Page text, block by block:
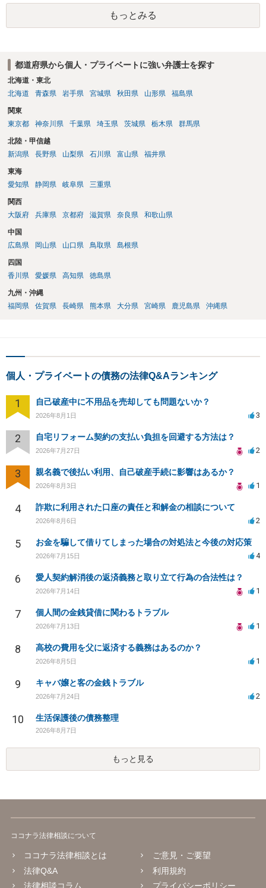
もっとみる
都道府県から個人・プライベートに強い弁護士を探す
北海道・東北
北海道
青森県 岩手県 宮城県 秋田県 山形県 福島県
関東
東京都
神奈川県 千葉県 埼玉県 茨城県 栃木県 群馬県
北陸・甲信越
新潟県
長野県 山梨県 石川県 富山県 福井県
東海
愛知県
静岡県 岐阜県 三重県
関西
大阪府
兵庫県 京都府 滋賀県 奈良県 和歌山県
中国
広島県
岡山県 山口県 鳥取県 島根県
四国
香川県
愛媛県 高知県 徳島県
九州・沖縄
福岡県
佐賀県 長崎県 熊本県 大分県 宮崎県 鹿児島県 沖縄県
個人・プライベートの債務の法律Q&Aランキング
1 自己破産中に不用品を売却しても問題ないか？
2026年8月1日 3
2 自宅リフォーム契約の支払い負担を回避する方法は？
2026年7月27日 2
3 親名義で後払い利用、自己破産手続に影響はあるか？
2026年8月3日 1
4 詐欺に利用された口座の責任と和解金の相談について
2026年8月6日 2
5 お金を騙して借りてしまった場合の対処法と今後の対応策
2026年7月15日 4
6 愛人契約解消後の返済義務と取り立て行為の合法性は？
2026年7月14日 1
7 個人間の金銭貸借に関わるトラブル
2026年7月13日 1
8 高校の費用を父に返済する義務はあるのか？
2026年8月5日 1
9 キャバ嬢と客の金銭トラブル
2026年7月24日 2
10 生活保護後の債務整理
2026年8月7日
もっと見る
ココナラ法律相談について
ココナラ法律相談とは
法律Q&A
法律相談コラム
ご意見・ご要望
利用規約
プライバシーポリシー